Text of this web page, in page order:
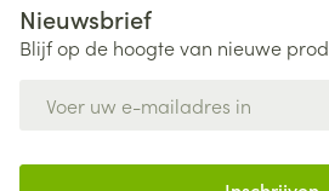
Nieuwsbrief
Blijf op de hoogte van nieuwe